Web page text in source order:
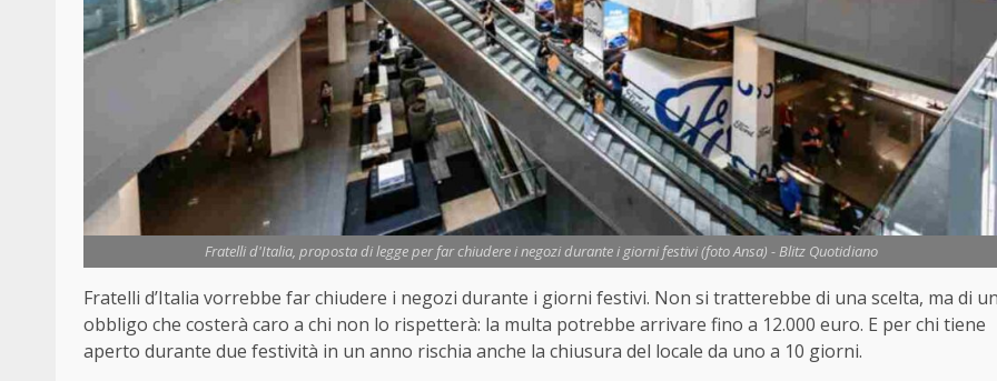
Fratelli d'Italia, proposta di legge per far chiudere i negozi durante i giorni festivi (foto Ansa) - Blitz Quotidiano
Fratelli d’Italia vorrebbe far chiudere i negozi durante i giorni festivi. Non si tratterebbe di una scelta, ma di
obbligo che costerà caro a chi non lo rispetterà: la multa potrebbe arrivare fino a 12.000 euro. E per chi tiene
aperto durante due festività in un anno rischia anche la chiusura del locale da uno a 10 giorni.